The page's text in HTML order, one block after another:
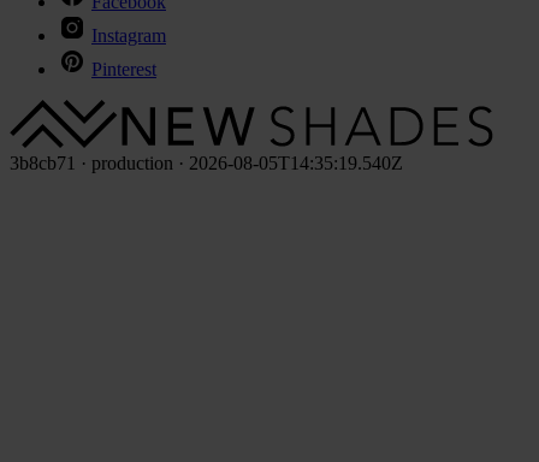
Instagram
Pinterest
3b8cb71 · production · 2026-08-05T14:35:19.540Z